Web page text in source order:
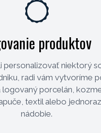
produktov
personalizovať niektorý
radi vám vytvoríme
logovaný porcelán,
textil alebo
nádobie.